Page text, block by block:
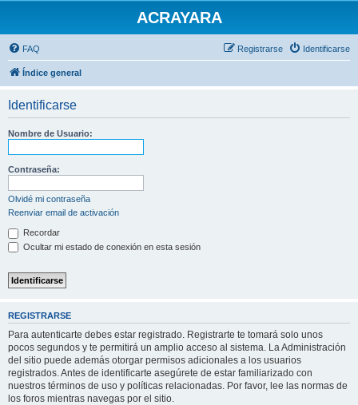
ACRAYARA
FAQ Identificarse
Registrarse
Índice general
Identificarse
Nombre de Usuario:
Contraseña:
Olvidé mi contraseña
Reenviar email de activación
Recordar
Ocultar mi estado de conexión en esta sesión
REGISTRARSE
Para autenticarte debes estar registrado. Registrarte te tomará solo unos
pocos segundos y te permitirá un amplio acceso al sistema. La Administración
del sitio puede además otorgar permisos adicionales a los usuarios
registrados. Antes de identificarte asegúrete de estar familiarizado con
nuestros términos de uso y políticas relacionadas. Por favor, lee las normas de
los foros mientras navegas por el sitio.